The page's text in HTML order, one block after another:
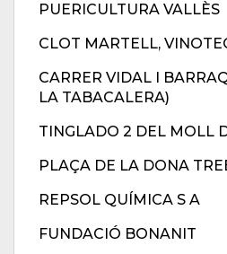
PUERICULTURA VALLÈS
CLOT MARTELL,
CARRER VIDAL I
LA TABACALERA)
TINGLADO 2 DEL MOLL
PLAÇA DE LA DONA
REPSOL QUÍMICA S A
FUNDACIÓ BONANIT